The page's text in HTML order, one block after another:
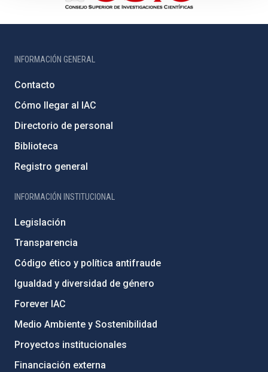
INFORMACIÓN GENERAL
Contacto
Cómo llegar al IAC
Directorio de personal
Biblioteca
Registro general
INFORMACIÓN INSTITUCIONAL
Legislación
Transparencia
Código ético y política antifraude
Igualdad y diversidad de género
Forever IAC
Medio Ambiente y Sostenibilidad
Proyectos institucionales
Financiación externa